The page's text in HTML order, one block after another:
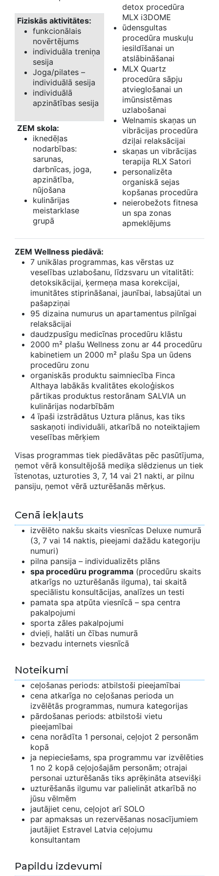
detox procedūra
MLX i3DOME
ūdensgultas
procedūra muskuļu
iesildīšanai un
atslābināšanai
MLX Quartz
procedūra sāpju
atvieglošanai un
imūnsistēmas
uzlabošanai
Welnamis skaņas un
vibrācijas procedūra
dziļai relaksācijai
skaņas un vibrācijas
terapija RLX Satori
personalizēta
organiskā sejas
kopšanas procedūra
neierobežots fitnesa
un spa zonas
apmeklējums
Fiziskās aktivitātes:
funkcionālais
novērtējums
individuāla treniņa
sesija
Joga/pilates –
individuālā sesija
individuālā
apzinātības sesija
ZEM skola:
iknedēļas
nodarbības:
sarunas,
darbnīcas, joga,
apzinātība,
nūjošana
kulinārijas
meistarklase
grupā
ZEM Wellness piedāvā:
7 unikālas programmas, kas vērstas uz
veselības uzlabošanu, līdzsvaru un vitalitāti:
detoksikācijai, ķermeņa masa korekcijai,
imunitātes stiprināšanai, jaunībai, labsajūtai un
pašapziņai
95 dizaina numurus un apartamentus pilnīgai
relaksācijai
daudzpusīgu medicīnas procedūru klāstu
2000 m² plašu Wellness zonu ar 44 procedūru
kabinetiem un 2000 m² plašu Spa un ūdens
procedūru zonu
organiskās produktu saimniecība Finca
Althaya labākās kvalitātes ekoloģiskos
pārtikas produktus restorānam SALVIA un
kulinārijas nodarbībām
4 īpaši izstrādātus Uztura plānus, kas tiks
saskaņoti individuāli, atkarībā no noteiktajiem
veselības mērķiem
Visas programmas tiek piedāvātas pēc pasūtījuma,
ņemot vērā konsultējošā mediķa slēdzienus un tiek
īstenotas, uzturoties 3, 7, 14 vai 21 nakti, ar pilnu
pansiju, ņemot vērā uzturēšanās mērķus.
Cenā iekļauts
izvēlēto nakšu skaits viesnīcas Deluxe numurā
(3, 7 vai 14 naktis, pieejami dažādu kategoriju
numuri)
pilna pansija – individualizēts plāns
spa procedūru programma (procedūru skaits
atkarīgs no uzturēšanās ilguma), tai skaitā
speciālistu konsultācijas, analīzes un testi
pamata spa atpūta viesnīcā – spa centra
pakalpojumi
sporta zāles pakalpojumi
dvieļi, halāti un čības numurā
bezvadu internets viesnīcā
Noteikumi
ceļošanas periods: atbilstoši pieejamībai
cena atkarīga no ceļošanas perioda un
izvēlētās programmas, numura kategorijas
pārdošanas periods: atbilstoši vietu
pieejamībai
cena norādīta 1 personai, ceļojot 2 personām
kopā
ja nepieciešams, spa programmu var izvēlēties
1 no 2 kopā ceļojošajām personām; otrajai
personai uzturēšanās tiks aprēķināta atsevišķi
uzturēšanās ilgumu var palielināt atkarībā no
jūsu vēlmēm
jautājiet cenu, ceļojot arī SOLO
par apmaksas un rezervēšanas nosacījumiem
jautājiet Estravel Latvia ceļojumu
konsultantam
Papildu izdevumi